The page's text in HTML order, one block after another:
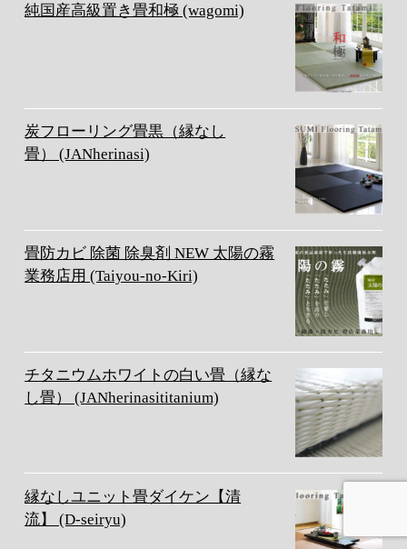
純国産高級置き畳和極 (wagomi)
炭フローリング畳黒（縁なし
畳） (JANherinasi)
畳防カビ 除菌 除臭剤 NEW 太陽の霧
業務店用 (Taiyou-no-Kiri)
チタニウムホワイトの白い畳（縁な
し畳） (JANherinasititanium)
縁なしユニット畳ダイケン【清
流】 (D-seiryu)